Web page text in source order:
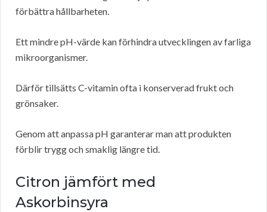
förbättra hållbarheten.
Ett mindre pH-värde kan förhindra utvecklingen av farliga
mikroorganismer.
Därför tillsätts C-vitamin ofta i konserverad frukt och
grönsaker.
Genom att anpassa pH garanterar man att produkten
förblir trygg och smaklig längre tid.
Citron jämfört med
Askorbinsyra